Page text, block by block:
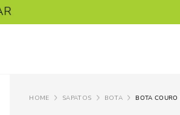
O que você está
SAPATOS BOTA BOTA COURO